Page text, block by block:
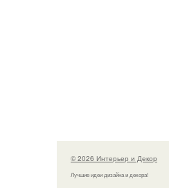
© 2026 Интерьер и Декор
Лучшие идеи дизайна и декора!